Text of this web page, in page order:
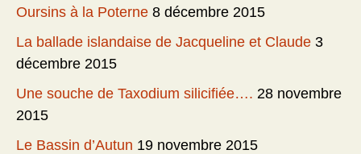
Oursins à la Poterne 8 décembre 2015
La ballade islandaise de Jacqueline et Claude 3
décembre 2015
Une souche de Taxodium silicifiée…. 28 novembre
2015
Le Bassin d’Autun 19 novembre 2015